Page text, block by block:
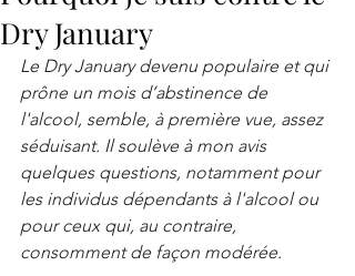
Dry January
Le Dry January devenu populaire et qui
prône un mois d’abstinence de
l'alcool, semble, à première vue, assez
séduisant. Il soulève à mon avis
quelques questions, notamment pour
les individus dépendants à l'alcool ou
pour ceux qui, au contraire,
consomment de façon modérée.